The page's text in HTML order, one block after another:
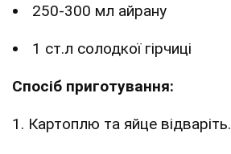
250-300 мл айрану
1 ст.л солодкої гірчиці
Спосіб приготування:
1. Картоплю та яйце відваріть.